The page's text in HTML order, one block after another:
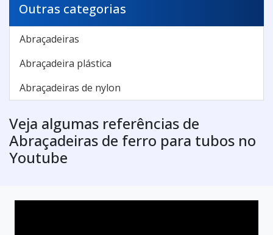
Outras categorias
Abraçadeiras
Abraçadeira plástica
Abraçadeiras de nylon
Veja algumas referências de
Abraçadeiras de ferro para tubos no
Youtube